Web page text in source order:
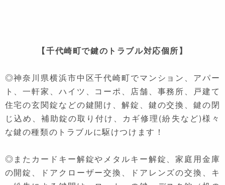
【千代崎町で鍵のトラブル対応個所】
◎神奈川県横浜市中区千代崎町でマンション、アパー
ト、一軒家、ハイツ、コーポ、店舗、事務所、戸建て
住宅の玄関錠などの鍵開け、解錠、鍵の交換、鍵の閉
じ込め、補助錠の取り付け、カギ修理(紛失など)様々
な鍵の種類のトラブルに駆けつけます！
◎またカードキー解錠やメタルキー解錠、家庭用金庫
の開錠、ドアクローザー交換、ドアレンズの交換、キ